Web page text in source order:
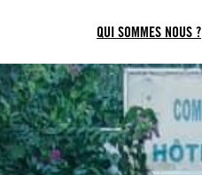
QUI SOMMES NOUS ?